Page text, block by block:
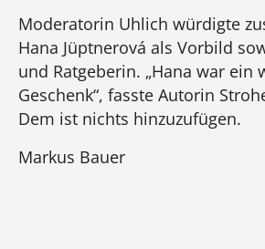
Moderatorin Uhlich würdigte
Hana Jüptnerová als Vorbild
und Ratgeberin. „Hana war ein
Geschenk“, fasste Autorin
Dem ist nichts hinzuzufügen.
Markus Bauer